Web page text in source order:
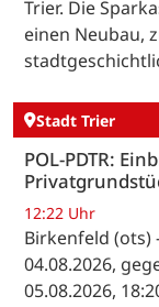
Trier. Die
einen Neubau,
Stadt Trier
POL-PDTR:
12:22 Uhr
Birkenfeld (ots)
04.08.2026,
05.08.2026,